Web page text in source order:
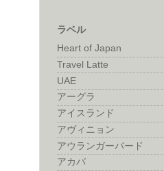
ラベル
Heart of Japan
Travel Latte
UAE
アーグラ
アイスランド
アヴィニョン
アウランガーバード
アカバ